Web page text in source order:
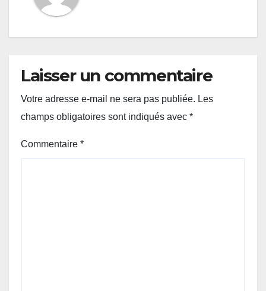
Laisser un commentaire
Votre adresse e-mail ne sera pas publiée. Les
champs obligatoires sont indiqués avec *
Commentaire *